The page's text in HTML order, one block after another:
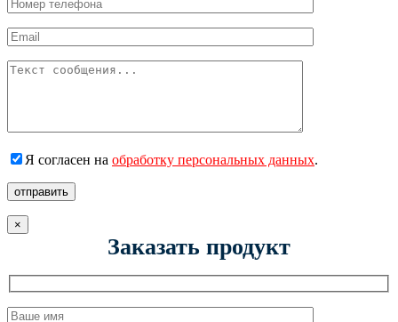
Я согласен на обработку персональных данных.
отправить
×
Заказать продукт